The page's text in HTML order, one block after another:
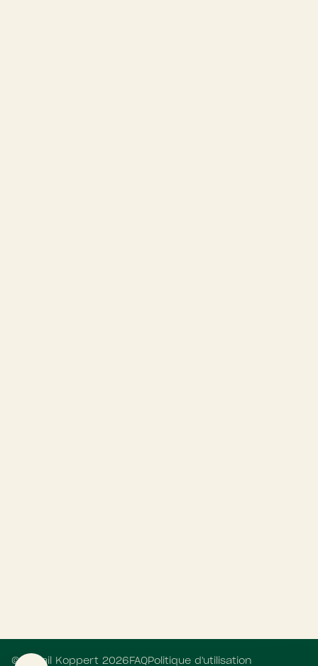
© Retail Koppert 2026 FAQPolitique d'utilisation